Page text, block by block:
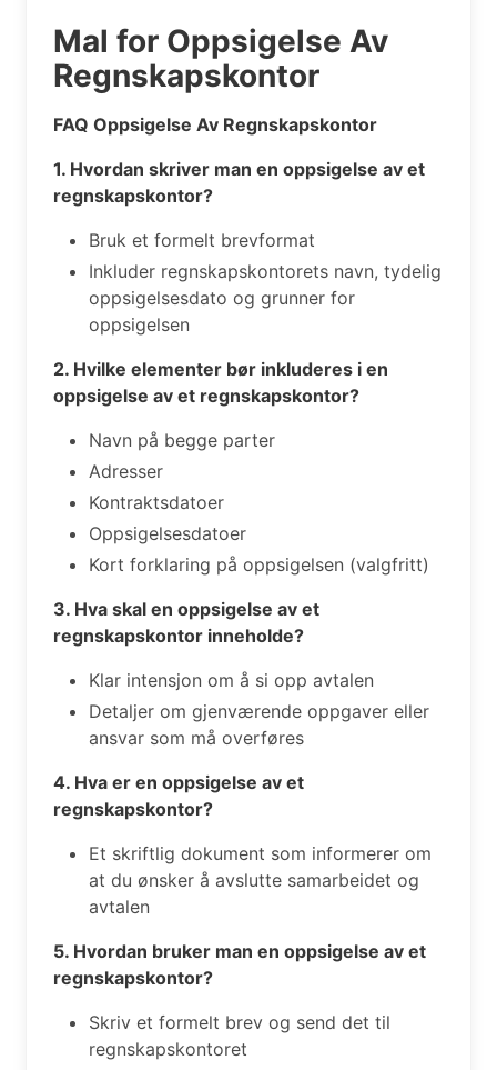
Mal for Oppsigelse Av
Regnskapskontor
FAQ Oppsigelse Av Regnskapskontor
1. Hvordan skriver man en oppsigelse av et
regnskapskontor?
Bruk et formelt brevformat
Inkluder regnskapskontorets navn, tydelig
oppsigelsesdato og grunner for
oppsigelsen
2. Hvilke elementer bør inkluderes i en
oppsigelse av et regnskapskontor?
Navn på begge parter
Adresser
Kontraktsdatoer
Oppsigelsesdatoer
Kort forklaring på oppsigelsen (valgfritt)
3. Hva skal en oppsigelse av et
regnskapskontor inneholde?
Klar intensjon om å si opp avtalen
Detaljer om gjenværende oppgaver eller
ansvar som må overføres
4. Hva er en oppsigelse av et
regnskapskontor?
Et skriftlig dokument som informerer om
at du ønsker å avslutte samarbeidet og
avtalen
5. Hvordan bruker man en oppsigelse av et
regnskapskontor?
Skriv et formelt brev og send det til
regnskapskontoret